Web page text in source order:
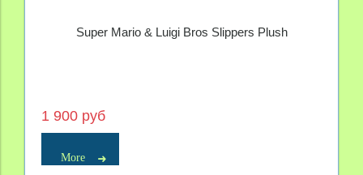
Super Mario & Luigi Bros Slippers Plush
1 900 руб
More